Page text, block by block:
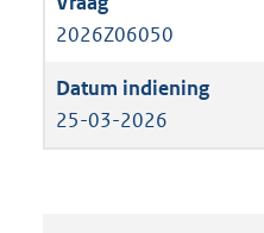
2026Z06050
25-03-2026